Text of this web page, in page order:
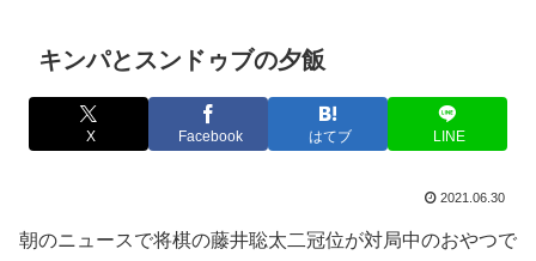
キンパとスンドゥブの夕飯
X Facebook はてブ LINE
2021.06.30
朝のニュースで将棋の藤井聡太二冠位が対局中のおやつで